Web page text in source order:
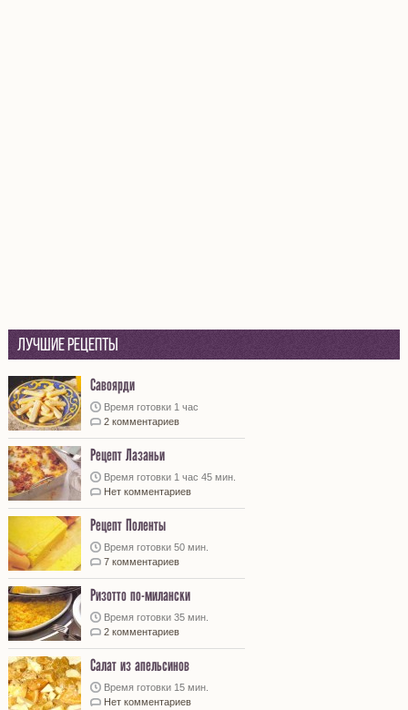
Лучшие рецепты
Савоярди
Время готовки 1 час
2 комментариев
Рецепт Лазаньи
Время готовки 1 час 45 мин.
Нет комментариев
Рецепт Поленты
Время готовки 50 мин.
7 комментариев
Ризотто по-милански
Время готовки 35 мин.
2 комментариев
Салат из апельсинов
Время готовки 15 мин.
Нет комментариев